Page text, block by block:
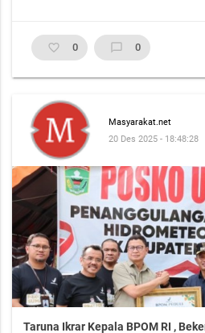
favorite_border 0 chat_bubble_outline 0
Masyarakat.net
20 Des 2025 - 18:48:28
Taruna Ikrar Kepala BPOM RI ,